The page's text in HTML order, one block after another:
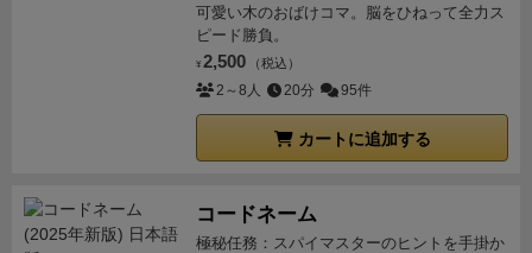
可愛い木のおばけコマ。脳をひねって全力ス
ピード勝負。
¥ 2,500 （税込）
2～8人 20分 95件
カートに追加する
コードネーム
極秘任務：スパイマスターのヒントを手掛か